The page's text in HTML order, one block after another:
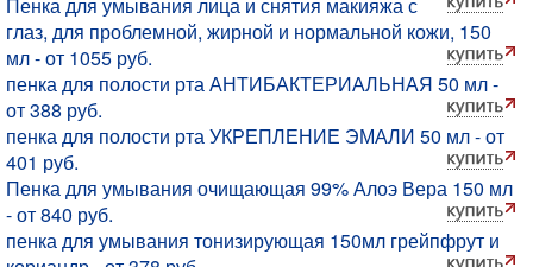
глаз, для проблемной, жирной и нормальной кожи, 150
мл - от 1055 руб.
пенка для полости рта АНТИБАКТЕРИАЛЬНАЯ 50 мл -
от 388 руб.
пенка для полости рта УКРЕПЛЕНИЕ ЭМАЛИ 50 мл - от
401 руб.
Пенка для умывания очищающая 99% Алоэ Вера 150 мл
- от 840 руб.
пенка для умывания тонизирующая 150мл грейпфрут и